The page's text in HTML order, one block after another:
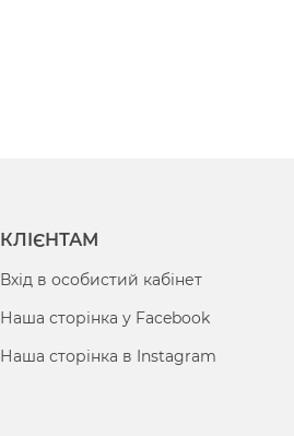
КЛІЄНТАМ
Вхід в особистий кабінет
Наша сторінка у Facebook
Наша сторінка в Instagram